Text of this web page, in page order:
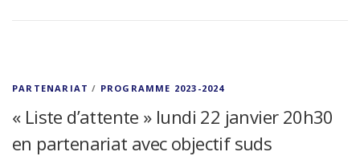
PARTENARIAT / PROGRAMME 2023-2024
« Liste d’attente » lundi 22 janvier 20h30
en partenariat avec objectif suds